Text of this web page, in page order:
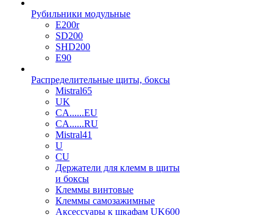
Рубильники модульные
E200r
SD200
SHD200
E90
Распределительные щиты, боксы
Mistral65
UK
CA......EU
CA......RU
Mistral41
U
CU
Держатели для клемм в щиты
и боксы
Клеммы винтовые
Клеммы самозажимные
Аксессуары к шкафам UK600